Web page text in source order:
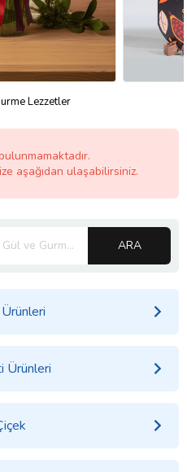
Lezzetler
aşağıdan ulaşabilirsiniz.
ARA
Ürünleri